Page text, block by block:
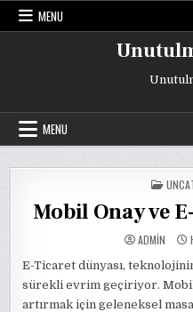
Skip
MENU
MENU
IN
Mobil Onay ve
ADMIN
E-Ticaret dünyası,
sürekli evrim geçiriyor. Mobil
artırmak için geleneksel